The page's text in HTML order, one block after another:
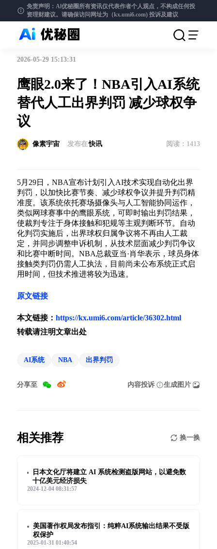
免责声明：Al优秘圈所有资讯仅代表作者个人观点，不构成任何投
资理财建议。请确保访问网址为（kx.umi6.com) 投诉及建议
2026-05-29 15:13:31
鹰眼2.0来了！NBA引入AI系统
替代人工出界判罚 减少球权争
议
像素宇宙 发布在快讯 阅读： 1413
5月29日，NBA宣布计划引入AI技术实现自动化出界
判罚，以加快比赛节奏、减少球权争议并提升判罚精
准度。该系统依托赛场摄像头与人工智能协同运作，
类似网球赛事中的鹰眼系统，可即时输出判罚结果，
使裁判专注于身体接触和犯规等主观判断环节。自动
化判罚实施后，出界球权归属争议将不再由人工裁
定，并同步调整申诉机制，从技术层面减少判罚争议
和比赛中断时间。NBA总裁亚当·肖华表示，球员身体
接触类判罚仍需人工执法，目前尚未公布系统正式启
用时间，但技术推进将较为迅速。
原文链接
本文链接： https://kx.umi6.com/article/36302.html
转载请注明文章出处
AI系统 NBA 出界判罚
分享至 内容投诉 生成图片
相关推荐 换一换
日本文化厅将建立 AI 系统检测盗版网站，以避免数
十亿美元经济损失
2024-12-04 08:31:57
美国著作权局发布指引：纯粹AI系统输出结果不受版
权保护
2025-01-31 01:40:54